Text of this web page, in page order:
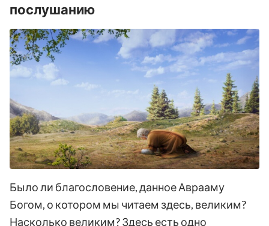
послушанию
Было ли благословение, данное Аврааму
Богом, о котором мы читаем здесь, великим?
Насколько великим? Здесь есть одно